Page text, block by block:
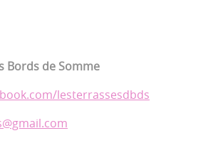
Bords de Somme
lesterrassesdbds